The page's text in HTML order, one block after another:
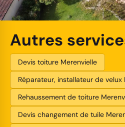
Autres
Devis toiture Merenvielle
Réparateur, installateur de velux
Rehaussement de toiture
Devis changement de tuile